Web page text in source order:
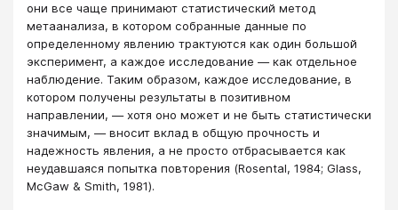
они все чаще принимают статистический метод
метаанализа, в котором собранные данные по
определенному явлению трактуются как один большой
эксперимент, а каждое исследование — как отдельное
наблюдение. Таким образом, каждое исследование, в
котором получены результаты в позитивном
направлении, — хотя оно может и не быть статистически
значимым, — вносит вклад в общую прочность и
надежность явления, а не просто отбрасывается как
неудавшаяся попытка повторения (Rosental, 1984; Glass,
McGaw & Smith, 1981).